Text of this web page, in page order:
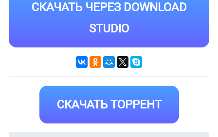
СКАЧАТЬ ЧЕРЕЗ DOWNLOAD
STUDIO
СКАЧАТЬ ТОРРЕНТ